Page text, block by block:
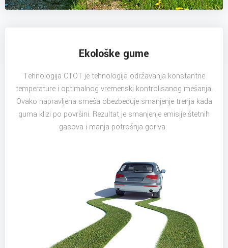
Ekološke gume
Tehnologija CTOT je tehnologija održavanja konstantne
temperature i optimalnog vremenski kontrolisanog mešanja.
Ovako napravljena smeša obezbeđuje smanjenje trenja kada
guma klizi po površini. Rezultat je smanjenje emisije štetnih
gasova i manja potrošnja goriva.